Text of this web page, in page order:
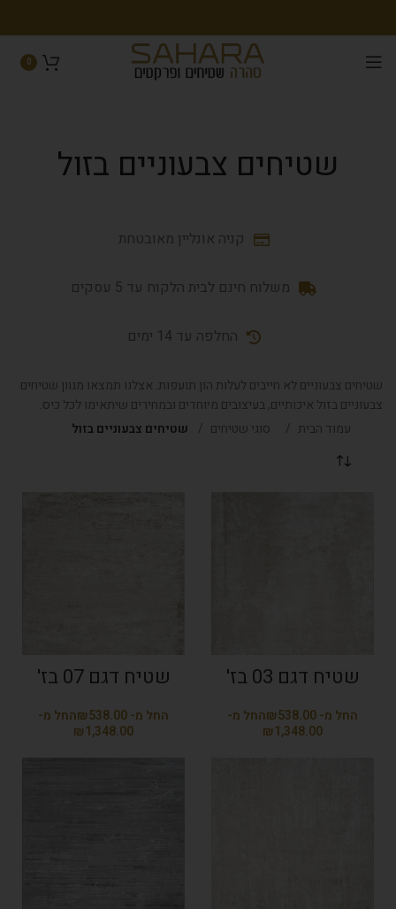
0
שטיחים צבעוניים בזול
קניה אונליין מאובטחת
משלוח חינם לבית הלקוח עד 5 עסקים
החלפה עד 14 ימים
שטיחים צבעוניים לא חייבים לעלות הון תועפות. אצלנו תמצאו מגוון שטיחים
צבעוניים בזול איכותיים, בעיצובים מיוחדים ובמחירים שיתאימו לכל כיס.
עמוד הבית
סוגי שטיחים שטיחים צבעוניים בזול
שטיח דגם 03 בז'
₪
₪
שטיח דגם 07 בז'
₪
₪